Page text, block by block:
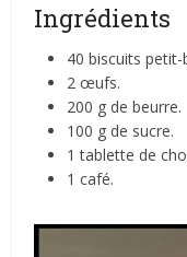
Ingrédients
40 biscuits petit-
2 œufs.
200 g de beurre.
100 g de sucre.
1 tablette de
1 café.